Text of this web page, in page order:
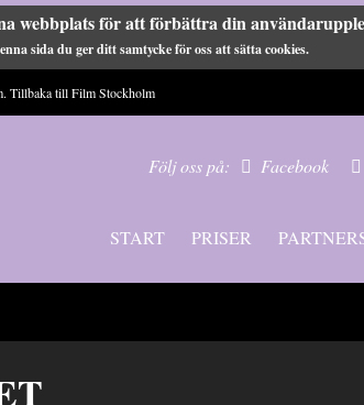
webbplats för att förbättra din
sida du ger ditt samtycke för oss att sätta cookies.
Tillbaka tillFilm Stockholm
Följ oss på: Facebook
START PRISER